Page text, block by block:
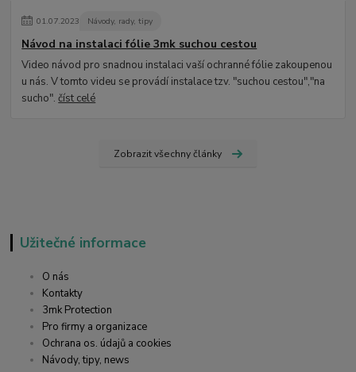
01.07.2023 Návody, rady, tipy
Návod na instalaci fólie 3mk suchou cestou
Video návod pro snadnou instalaci vaší ochranné fólie zakoupenou
u nás. V tomto videu se provádí instalace tzv. "suchou cestou","na
sucho".číst celé
Zobrazit všechny články
Užitečné informace
O nás
Kontakty
3mk Protection
Pro firmy a organizace
Ochrana os. údajů a cookies
Návody, tipy, news